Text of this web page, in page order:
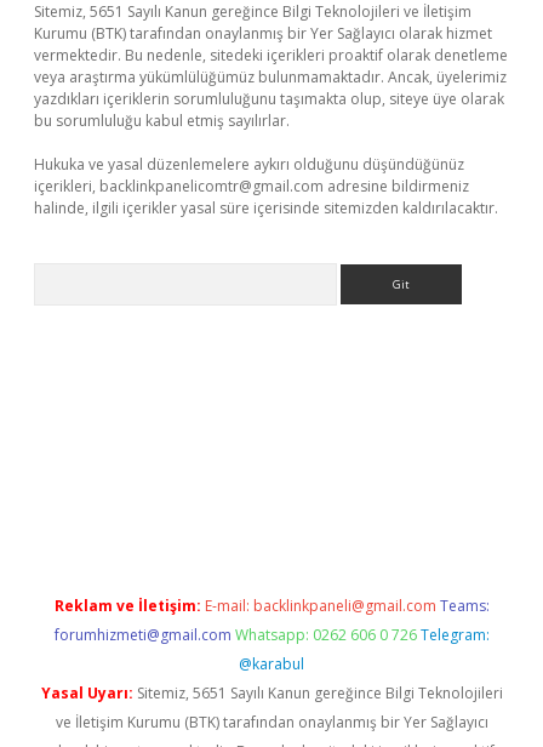
Sitemiz, 5651 Sayılı Kanun gereğince Bilgi Teknolojileri ve İletişim
Kurumu (BTK) tarafından onaylanmış bir Yer Sağlayıcı olarak hizmet
vermektedir. Bu nedenle, sitedeki içerikleri proaktif olarak denetleme
veya araştırma yükümlülüğümüz bulunmamaktadır. Ancak, üyelerimiz
yazdıkları içeriklerin sorumluluğunu taşımakta olup, siteye üye olarak
bu sorumluluğu kabul etmiş sayılırlar.
Hukuka ve yasal düzenlemelere aykırı olduğunu düşündüğünüz
içerikleri, backlinkpanelicomtr@gmail.com adresine bildirmeniz
halinde, ilgili içerikler yasal süre içerisinde sitemizden kaldırılacaktır.
Reklam ve İletişim: E-mail: backlinkpaneli@gmail.com Teams:
forumhizmeti@gmail.com Whatsapp: 0262 606 0 726 Telegram:
@karabul
Yasal Uyarı: Sitemiz, 5651 Sayılı Kanun gereğince Bilgi Teknolojileri
ve İletişim Kurumu (BTK) tarafından onaylanmış bir Yer Sağlayıcı